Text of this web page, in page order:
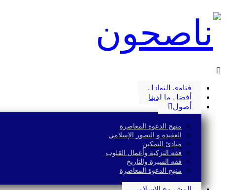
فتاوى النوازل
أفضل ما لدينا
أصول
منهج الدعوة المعاصرة
العقيدة و التصور الإسلامي
مبادئ التمكين
فقه التزكية وأعمال القلوب
فقه السيرة والتاريخ
منهج الدعوة المعاصرة